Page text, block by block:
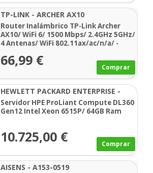
TP-LINK - ARCHER AX10
Router Inalámbrico TP-Link Archer
AX10/ WiFi 6/ 1500 Mbps/ 2.4GHz 5GHz/
4 Antenas/ WiFi 802.11ax/ac/n/a/ -
66,99 € Comprar
HEWLETT PACKARD ENTERPRISE -
P95989-425
Servidor HPE ProLiant Compute DL360
Gen12 Intel Xeon 6515P/ 64GB Ram
10.725,00 € Comprar
AISENS - A153-0519